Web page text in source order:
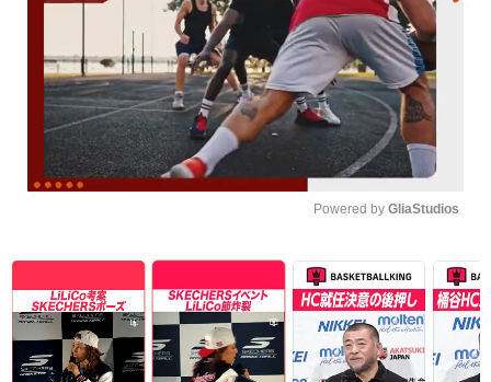
Powered by GliaStudios